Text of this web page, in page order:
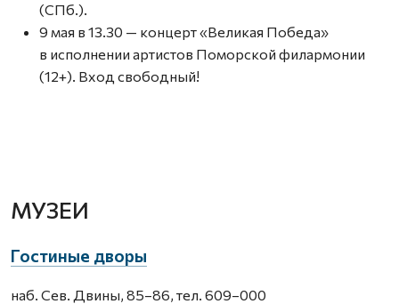
(СПб.).
9 мая в 13.30 — концерт «Великая Победа»
в исполнении артистов Поморской филармонии
(12+). Вход свободный!
МУЗЕИ
Гостиные дворы
наб. Сев. Двины, 85–86, тел. 609–000